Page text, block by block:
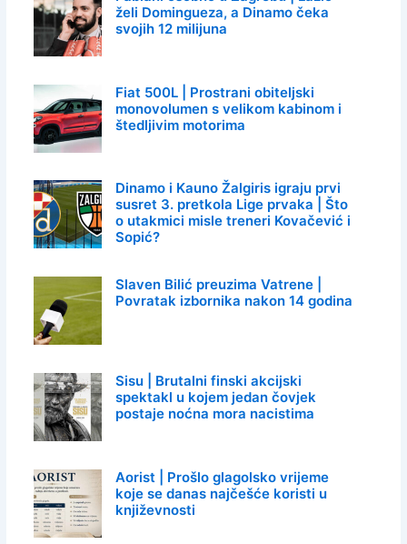
želi Domingueza, a Dinamo čeka
svojih 12 milijuna
Fiat 500L | Prostrani obiteljski
monovolumen s velikom kabinom i
štedljivim motorima
Dinamo i Kauno Žalgiris igraju prvi
susret 3. pretkola Lige prvaka | Što
o utakmici misle treneri Kovačević i
Sopić?
Slaven Bilić preuzima Vatrene |
Povratak izbornika nakon 14 godina
Sisu | Brutalni finski akcijski
spektakl u kojem jedan čovjek
postaje noćna mora nacistima
Aorist | Prošlo glagolsko vrijeme
koje se danas najčešće koristi u
književnosti